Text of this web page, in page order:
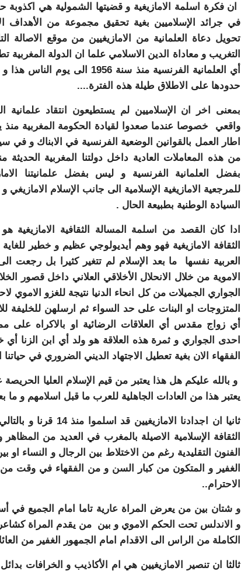
في جرائد الإسلاميين بغية تحقيق مجموعة من الأهداف
تحويل دعاة العلمانية من الامازيغيين من موقع الاصالة
التغريب و معاداة الدين الاسلامي علما ان الدولة المغربية
أي العلمانية الفرنسية منذ سنة
حدودها على الاطلاق طيلة هذه الفترة....
بمعنى اخر ان الإسلاميين لم يستطيعون انتقاد علمانية
اطار العمل بالقوانين الوضعية الفرنسية في الابناك و في
من هذه المعاملات العادية داخل دولتنا المغربية الحديثة
بفضل العلمانية الفرنسية و ليس بفضل علمانيتنا
للمرجعية الامازيغية الإسلامية الى جانب الإسلام الامازيغي
السيادة الوطنية بطبيعة الحال .
ادا كان القصد من اسلمة المسالة الثقافية الامازيغية
الثقافة الامازيغية فهو وهم أيديولوجي عظيم و خطير للغاية
العربية نفسها ما بعد الإسلام لم تتغير كثيرا بل رجعت
الاموية من خلال الانحلال الأخلاقي العلاني داخل
الجواري الجميلات من كل انحاء الدنيا نتيجة للغزو الاموي
المتزوجات او البنات على حد السواء ثم ارسلهن للخليفة
أي زواج مقدس أي العلاقات الرضائية او بالاكراه على
احدى الجواري و ثمرة هذه العلاقة هو ولد أي ابن الزنا
الفقهاء الان بغية تعطيل الاجتهاد الديني الضروري في
و بالله عليكم هل هذا يعتبر من قيم الإسلام العليا
يعتبر هذا من العادات الجاهلية للعرب ما قبل اسلامهم و
ثانيا ان اجدادنا
الثقافة الإسلامية الاصيلة بالمغرب في العديد من
الفنون التقليدية رغم من الاختلاط بين الرجال و النساء او
الغفير و المتكون من كبار السن و من الفقهاء في وقت من
الاحترام..
و شتان بين من يعرض المراة عارية تاما امام الجميع في
و الاندلس تحت الحكم الاموي و بين من يقدم المراة
الكاملة من الراس الى الاقدام امام الجمهور الغفير من
ثالثا ان تنصير الامازيغيين هي ام الأكاذيب و الخرافات